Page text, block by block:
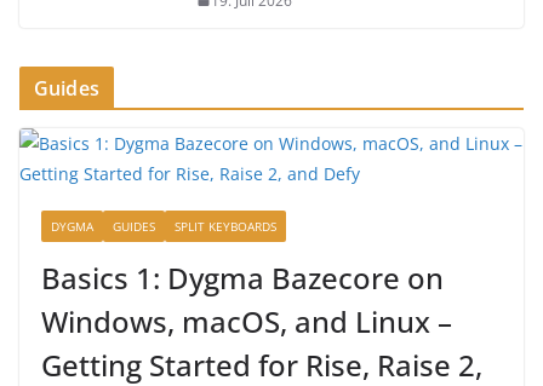
Guides
DYGMA GUIDES SPLIT KEYBOARDS
Basics 1: Dygma Bazecore on
Windows, macOS, and Linux –
Getting Started for Rise, Raise 2,